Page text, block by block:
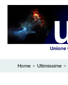
Home » Ultimissime »